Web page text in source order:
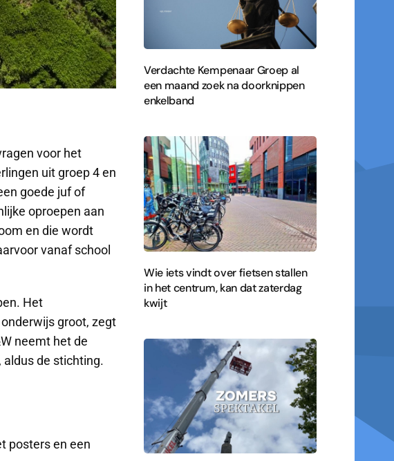
voor het
uit groep 4 en
goede juf of
oproepen aan
en die wordt
vanaf school
Het
groot, zegt
neemt het de
aldus de stichting.
posters en een
Verdachte Kempenaar Groep al
een maand zoek na doorknippen
enkelband
Wie iets vindt over fietsen stallen
in het centrum, kan dat zaterdag
kwijt